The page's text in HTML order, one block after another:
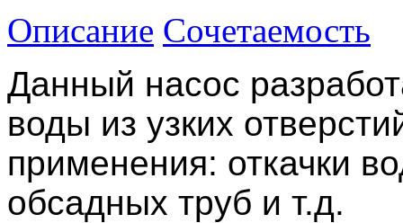
Описание Сочетаемость
Данный насос
воды из узких
применения: откачки
обсадных труб и т.д.